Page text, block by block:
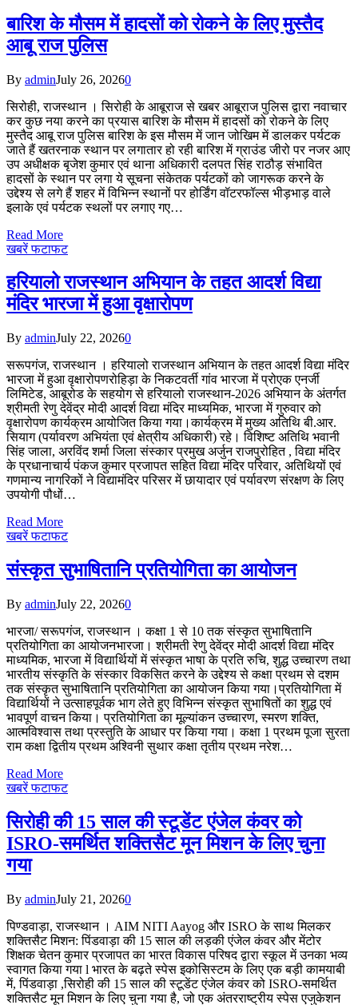
बारिश के मौसम में हादसों को रोकने के लिए मुस्तैद
आबू राज पुलिस
By adminJuly 26, 20260
सिरोही, राजस्थान । सिरोही के आबूराज से खबर आबूराज पुलिस द्वारा नवाचार
कर कुछ नया करने का प्रयास बारिश के मौसम में हादसों को रोकने के लिए
मुस्तैद आबू राज पुलिस बारिश के इस मौसम में जान जोखिम में डालकर पर्यटक
जाते हैं खतरनाक स्थान पर लगातार हो रही बारिश में ग्राउंड जीरो पर नजर आए
उप अधीक्षक बृजेश कुमार एवं थाना अधिकारी दलपत सिंह राठौड़ संभावित
हादसों के स्थान पर लगा ये सूचना संकेतक पर्यटकों को जागरूक करने के
उद्देश्य से लगे हैं शहर में विभिन्न स्थानों पर होर्डिंग वॉटरफॉल्स भीड़भाड़ वाले
इलाके एवं पर्यटक स्थलों पर लगाए गए…
Read More
खबरें फटाफट
हरियालो राजस्थान अभियान के तहत आदर्श विद्या
मंदिर भारजा में हुआ वृक्षारोपण
By adminJuly 22, 20260
सरूपगंज, राजस्थान । हरियालो राजस्थान अभियान के तहत आदर्श विद्या मंदिर
भारजा में हुआ वृक्षारोपणरोहिड़ा के निकटवर्ती गांव भारजा में प्रोएक एनर्जी
लिमिटेड, आबूरोड के सहयोग से हरियालो राजस्थान-2026 अभियान के अंतर्गत
श्रीमती रेणु देवेंद्र मोदी आदर्श विद्या मंदिर माध्यमिक, भारजा में गुरुवार को
वृक्षारोपण कार्यक्रम आयोजित किया गया।कार्यक्रम में मुख्य अतिथि बी.आर.
सियाग (पर्यावरण अभियंता एवं क्षेत्रीय अधिकारी) रहे। विशिष्ट अतिथि भवानी
सिंह जाला, अरविंद शर्मा जिला संस्कार प्रमुख अर्जुन राजपुरोहित , विद्या मंदिर
के प्रधानाचार्य पंकज कुमार प्रजापत सहित विद्या मंदिर परिवार, अतिथियों एवं
गणमान्य नागरिकों ने विद्यामंदिर परिसर में छायादार एवं पर्यावरण संरक्षण के लिए
उपयोगी पौधों…
Read More
खबरें फटाफट
संस्कृत सुभाषितानि प्रतियोगिता का आयोजन
By adminJuly 22, 20260
भारजा/ सरूपगंज, राजस्थान । कक्षा 1 से 10 तक संस्कृत सुभाषितानि
प्रतियोगिता का आयोजनभारजा। श्रीमती रेणु देवेंद्र मोदी आदर्श विद्या मंदिर
माध्यमिक, भारजा में विद्यार्थियों में संस्कृत भाषा के प्रति रुचि, शुद्ध उच्चारण तथा
भारतीय संस्कृति के संस्कार विकसित करने के उद्देश्य से कक्षा प्रथम से दशम
तक संस्कृत सुभाषितानि प्रतियोगिता का आयोजन किया गया।प्रतियोगिता में
विद्यार्थियों ने उत्साहपूर्वक भाग लेते हुए विभिन्न संस्कृत सुभाषितों का शुद्ध एवं
भावपूर्ण वाचन किया। प्रतियोगिता का मूल्यांकन उच्चारण, स्मरण शक्ति,
आत्मविश्वास तथा प्रस्तुति के आधार पर किया गया। कक्षा 1 प्रथम पूजा सुरता
राम कक्षा द्वितीय प्रथम अश्विनी सुथार कक्षा तृतीय प्रथम नरेश…
Read More
खबरें फटाफट
सिरोही की 15 साल की स्टूडेंट एंजेल कंवर को
ISRO-समर्थित शक्तिसैट मून मिशन के लिए चुना
गया
By adminJuly 21, 20260
पिण्डवाड़ा, राजस्थान । AIM NITI Aayog और ISRO के साथ मिलकर
शक्तिसैट मिशन: पिंडवाड़ा की 15 साल की लड़की एंजेल कंवर और मेंटोर
शिक्षक चेतन कुमार प्रजापत का भारत विकास परिषद द्वारा स्कूल में उनका भव्य
स्वागत किया गया l भारत के बढ़ते स्पेस इकोसिस्टम के लिए एक बड़ी कामयाबी
में, पिंडवाड़ा ,सिरोही की 15 साल की स्टूडेंट एंजेल कंवर को ISRO-समर्थित
शक्तिसैट मून मिशन के लिए चुना गया है, जो एक अंतरराष्ट्रीय स्पेस एजुकेशन